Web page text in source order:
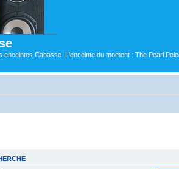
enceintes Cabasse. L'enceinte du moment : The Pearl